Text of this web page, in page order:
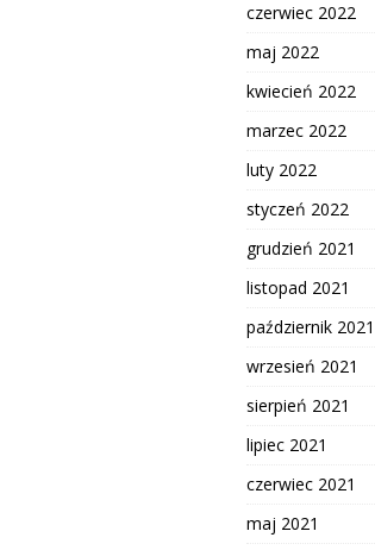
czerwiec 2022
maj 2022
kwiecień 2022
marzec 2022
luty 2022
styczeń 2022
grudzień 2021
listopad 2021
październik 2021
wrzesień 2021
sierpień 2021
lipiec 2021
czerwiec 2021
maj 2021